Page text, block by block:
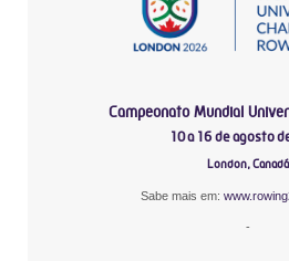
Campeonato Mundial
10 a 16 de agosto
London, Canadá
Sabe mais em:
-